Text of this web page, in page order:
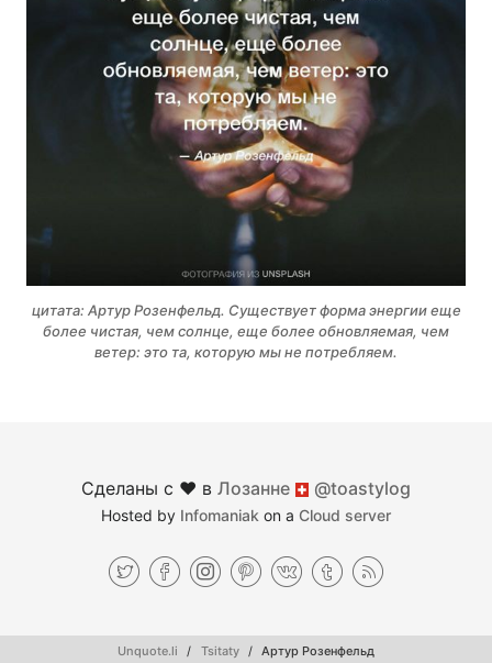
цитата: Артур Розенфельд. Существует форма энергии еще
более чистая, чем солнце, еще более обновляемая, чем
ветер: это та, которую мы не потребляем.
Сделаны с ♥︎ в Лозанне
Швейцария @toastylog
Hosted by Infomaniak on a Cloud server
Unquote.li Tsitaty Артур Розенфельд